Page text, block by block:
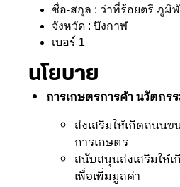
ชื่อ-สกุล : ว่าที่ร้อยตรี ภู
จังหวัด : บึงกาฬ
เบอร์ 1
นโยบาย
การเกษตรการค้า นวัตกร
ส่งเสริมให้เกิดถนน
การเกษตร
สนับสนุนส่งเสริมให้
เพื่อเพิ่มมูลค่า